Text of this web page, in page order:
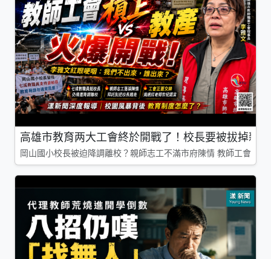
高雄市教育两大工會終於開戰了！校長要被拔掉親
岡山國小校長被迫降調離校？親師志工不滿市府陳情 教師工會槓